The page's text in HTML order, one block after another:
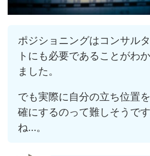
ポジショニングはコンサル
トにも必要であることがわ
ました。
でも実際に自分の立ち位置
確にするのって難しそうで
ね…。